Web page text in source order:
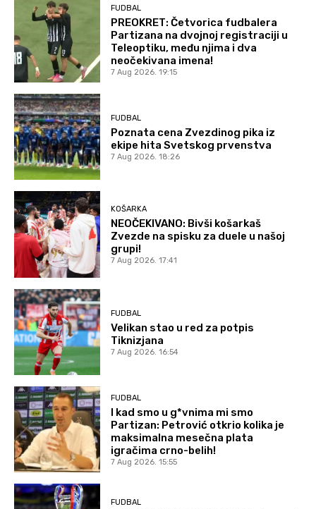
FUDBAL
PREOKRET: Četvorica fudbalera
Partizana na dvojnoj registraciji u
Teleoptiku, među njima i dva
neočekivana imena!
7 Aug 2026. 19:15
FUDBAL
Poznata cena Zvezdinog pika iz
ekipe hita Svetskog prvenstva
7 Aug 2026. 18:26
KOŠARKA
NEOČEKIVANO: Bivši košarkaš
Zvezde na spisku za duele u našoj
grupi!
7 Aug 2026. 17:41
FUDBAL
Velikan stao u red za potpis
Tiknizjana
7 Aug 2026. 16:54
FUDBAL
I kad smo u g*vnima mi smo
Partizan: Petrović otkrio kolika je
maksimalna mesečna plata
igračima crno-belih!
7 Aug 2026. 15:55
FUDBAL